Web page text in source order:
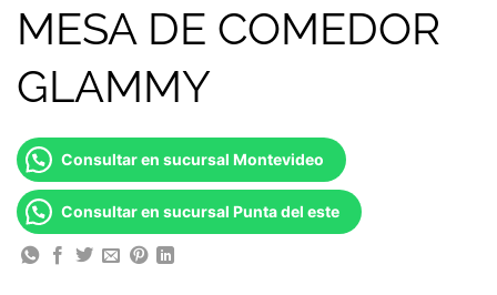
MESA DE COMEDOR
GLAMMY
Consultar en sucursal Montevideo
Consultar en sucursal Punta del este